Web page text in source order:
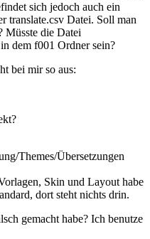
sich jedoch auch ein
translate.csv Datei. Soll man
Müsste die Datei
dem f001 Ordner sein?
bei mir so aus:
Themes/Übersetzungen
Skin und Layout habe
dort steht nichts drin.
gemacht habe? Ich benutze